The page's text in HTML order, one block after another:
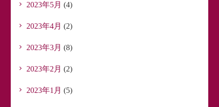
2023年5月 (4)
2023年4月 (2)
2023年3月 (8)
2023年2月 (2)
2023年1月 (5)